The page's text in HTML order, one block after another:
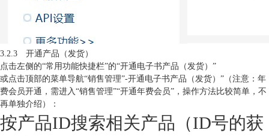
3.2.3 开通产品（发货）
点击左侧的“常用功能快捷栏”的“开通电子书产品（发货）”
或点击顶部的菜单导航“销售管理”-开通电子书产品（发货）”（注意：年
费会员开通，需进入“销售管理”“开通年费会员”，操作方法比较简单，不
再单独介绍）：
按产品ID搜索相关产品（ID号的获